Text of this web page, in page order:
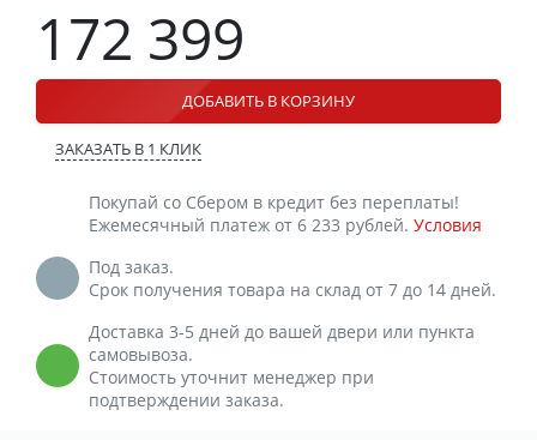
172 399
ДОБАВИТЬ В КОРЗИНУ
ЗАКАЗАТЬ В 1 КЛИК
Покупай со Сбером в кредит без переплаты!
Ежемесячный платеж от 6 233 рублей. Условия
Под заказ.
Срок получения товара на склад от 7 до 14 дней.
Доставка 3-5 дней до вашей двери или пункта
самовывоза.
Стоимость уточнит менеджер при
подтверждении заказа.